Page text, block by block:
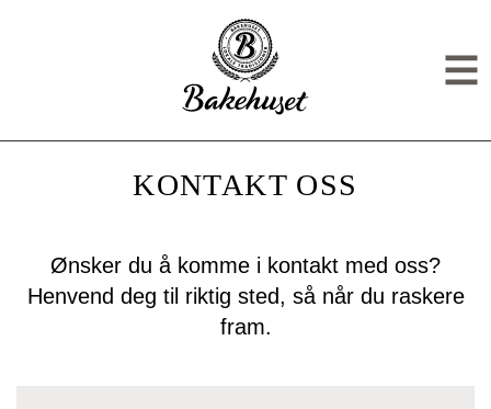
KONTAKT OSS
KONTAKT OSS
Ønsker du å komme i kontakt med oss?
Henvend deg til riktig sted, så når du raskere
fram.